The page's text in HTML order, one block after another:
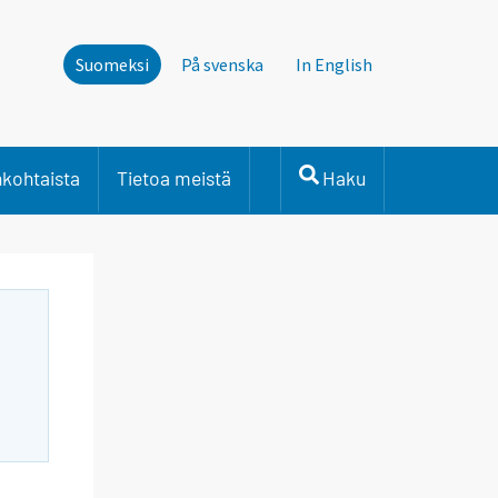
Suomeksi På svenska In English
Tietoa meistä Haku